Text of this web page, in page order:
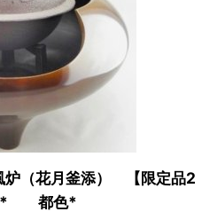
炉（花月釜添） 【限定品2
* 都色*